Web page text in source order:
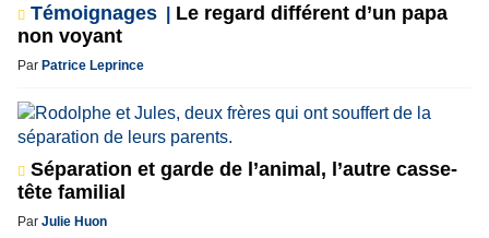
Témoignages
Le regard différent d’un papa
non voyant
Par Patrice Leprince
Séparation et garde de l’animal, l’autre casse-
tête familial
Par Julie Huon